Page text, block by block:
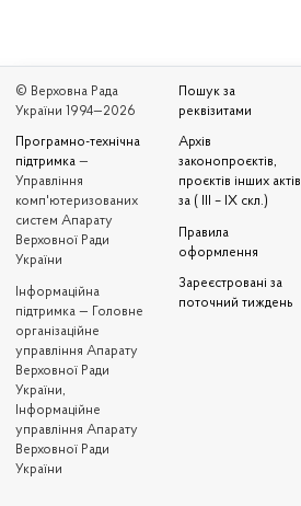
© Верховна Рада
України 1994—2026
Програмно-технічна
підтримка —
Управління
комп'ютеризованих
систем Апарату
Верховної Ради
України
Iнформаційна
підтримка — Головне
організаційне
управління Апарату
Верховної Ради
України,
Інформаційне
управління Апарату
Верховної Ради
України
Пошук за
реквізитами
Архів
законопроєктів,
проєктів інших актів
за ( III – IX скл.)
Правила
оформлення
Зареєстровані за
поточний тиждень